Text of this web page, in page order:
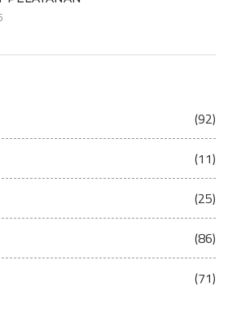
(92)
(11)
(25)
(86)
(71)